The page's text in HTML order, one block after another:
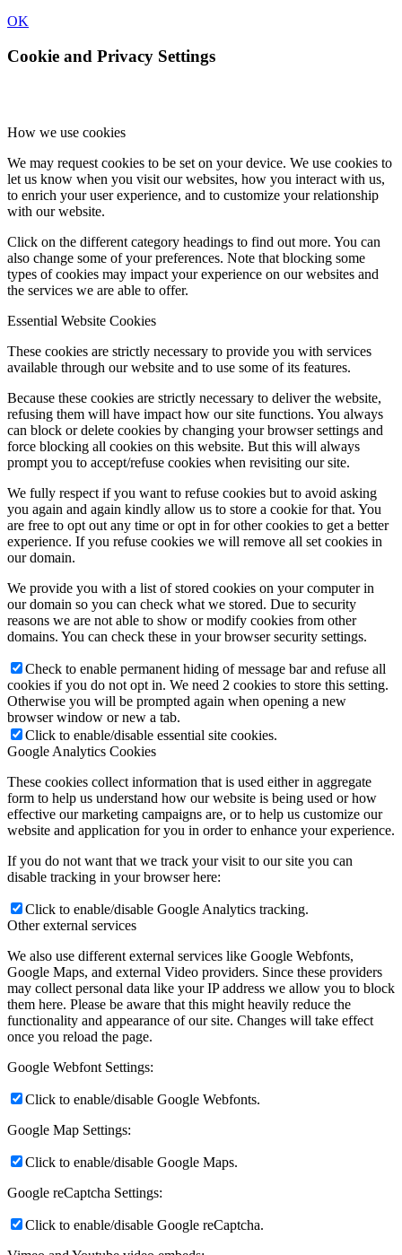
OK
Cookie and Privacy Settings
How we use cookies
We may request cookies to be set on your device. We use cookies to
let us know when you visit our websites, how you interact with us,
to enrich your user experience, and to customize your relationship
with our website.
Click on the different category headings to find out more. You can
also change some of your preferences. Note that blocking some
types of cookies may impact your experience on our websites and
the services we are able to offer.
Essential Website Cookies
These cookies are strictly necessary to provide you with services
available through our website and to use some of its features.
Because these cookies are strictly necessary to deliver the website,
refusing them will have impact how our site functions. You always
can block or delete cookies by changing your browser settings and
force blocking all cookies on this website. But this will always
prompt you to accept/refuse cookies when revisiting our site.
We fully respect if you want to refuse cookies but to avoid asking
you again and again kindly allow us to store a cookie for that. You
are free to opt out any time or opt in for other cookies to get a better
experience. If you refuse cookies we will remove all set cookies in
our domain.
We provide you with a list of stored cookies on your computer in
our domain so you can check what we stored. Due to security
reasons we are not able to show or modify cookies from other
domains. You can check these in your browser security settings.
Check to enable permanent hiding of message bar and refuse all
cookies if you do not opt in. We need 2 cookies to store this setting.
Otherwise you will be prompted again when opening a new
browser window or new a tab.
Click to enable/disable essential site cookies.
Google Analytics Cookies
These cookies collect information that is used either in aggregate
form to help us understand how our website is being used or how
effective our marketing campaigns are, or to help us customize our
website and application for you in order to enhance your experience.
If you do not want that we track your visit to our site you can
disable tracking in your browser here:
Click to enable/disable Google Analytics tracking.
Other external services
We also use different external services like Google Webfonts,
Google Maps, and external Video providers. Since these providers
may collect personal data like your IP address we allow you to block
them here. Please be aware that this might heavily reduce the
functionality and appearance of our site. Changes will take effect
once you reload the page.
Google Webfont Settings:
Click to enable/disable Google Webfonts.
Google Map Settings:
Click to enable/disable Google Maps.
Google reCaptcha Settings:
Click to enable/disable Google reCaptcha.